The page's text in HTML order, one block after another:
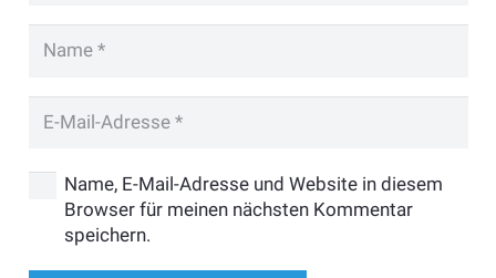
Name, E-Mail-Adresse und Website in diesem
Browser für meinen nächsten Kommentar
speichern.